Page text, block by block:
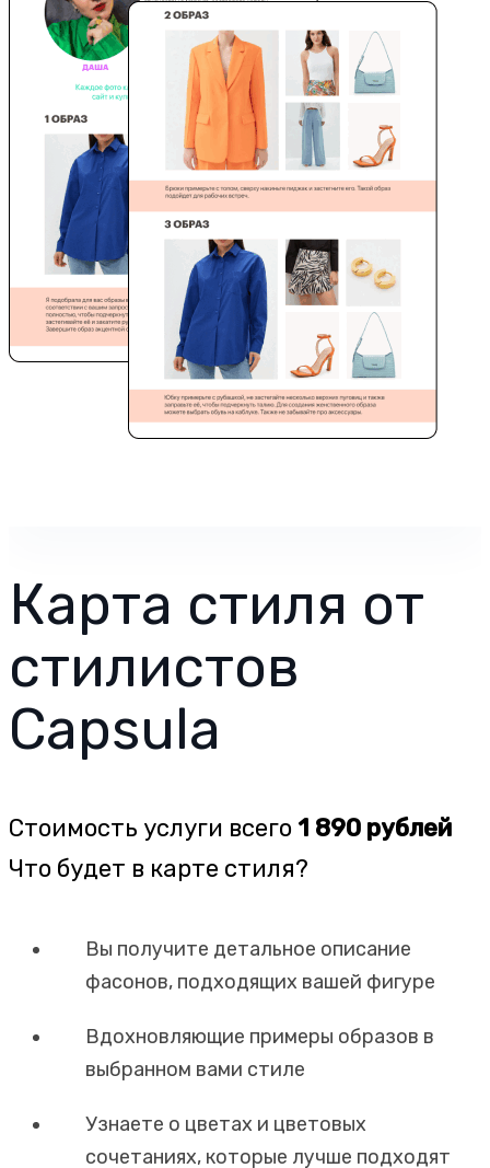
Карта стиля от
стилистов
Capsula
Стоимость услуги всего 1 890 рублей
Что будет в карте стиля?
Вы получите детальное описание
фасонов, подходящих вашей фигуре
Вдохновляющие примеры образов в
выбранном вами стиле
Узнаете о цветах и цветовых
сочетаниях, которые лучше подходят